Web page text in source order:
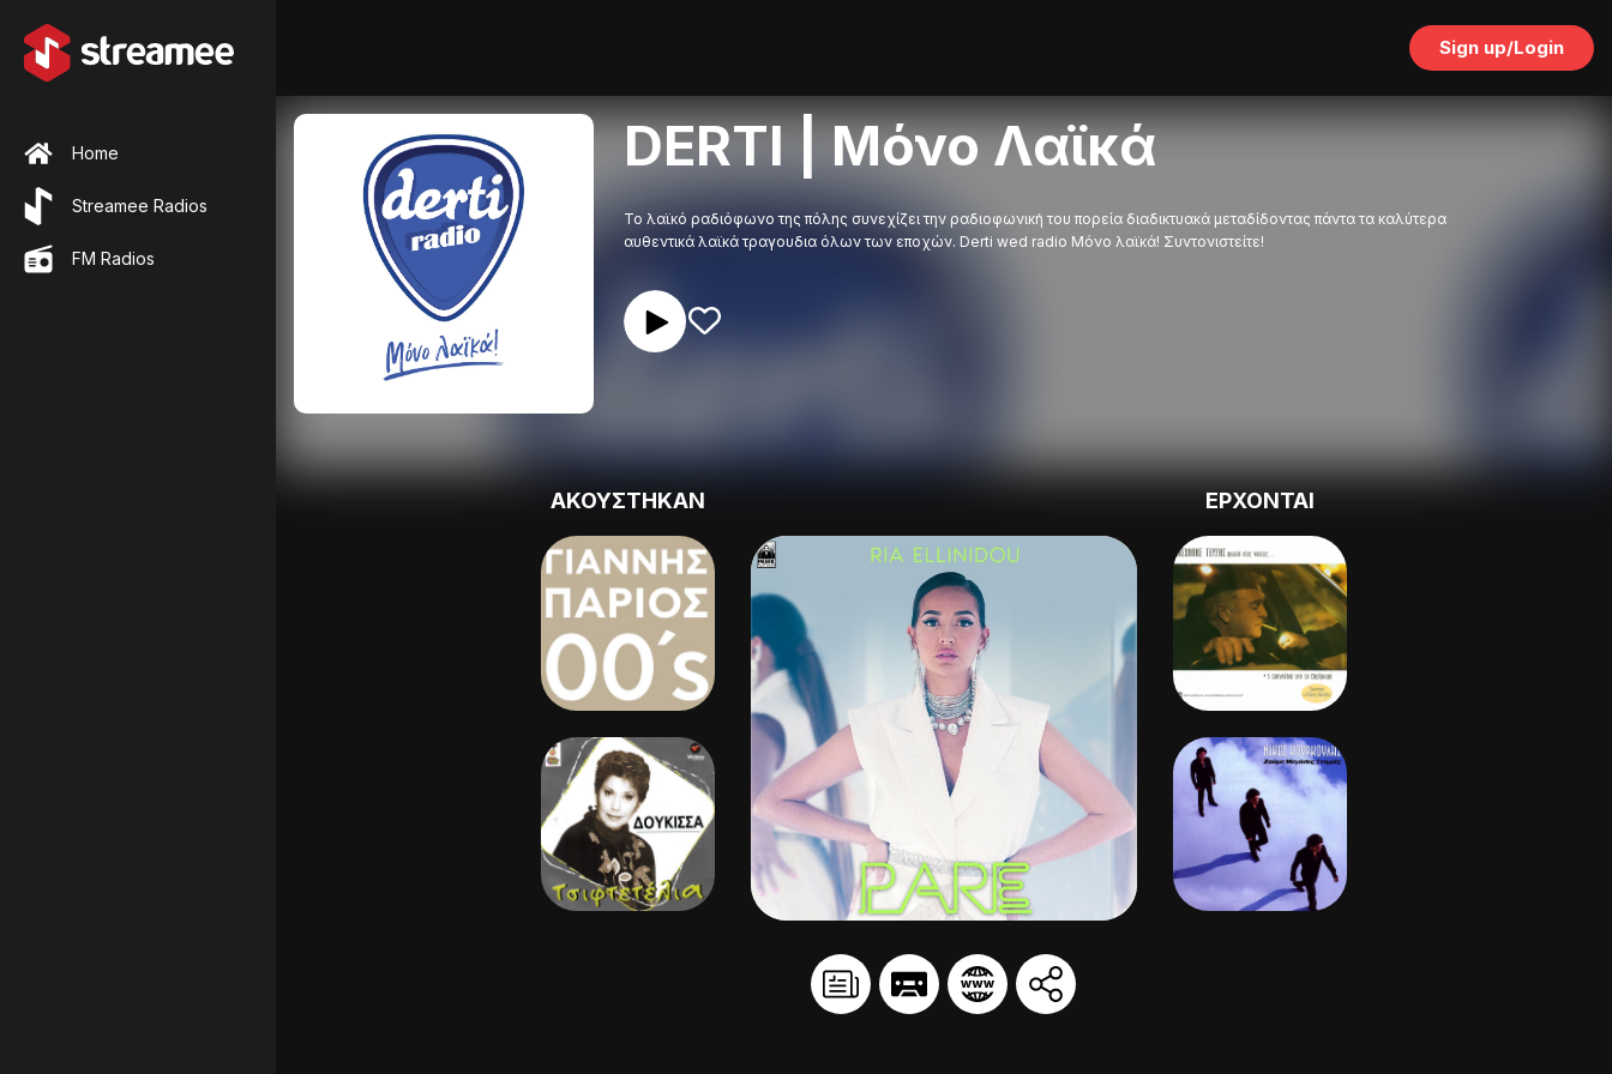
Home
Streamee Radios
FM Radios
Sign up/Login
DERTI | Μόνο Λαϊκά
Το λαϊκό ραδιόφωνο της πόλης συνεχίζει την ραδιοφωνική του πορεία διαδικτυακά μεταδίδοντας πάντα τα καλύτερα
αυθεντικά λαϊκά τραγουδια όλων των εποχών. Derti wed radio Μόνο λαϊκά! Συντονιστείτε!
ΑΚΟΥΣΤΗΚAN ΕΡΧΟΝΤΑΙ